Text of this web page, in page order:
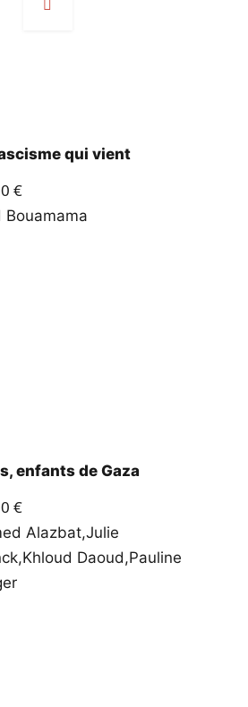
qui vient
€
Bouamama
enfants de Gaza
€
Alazbat,Julie
,Khloud Daoud,Pauline